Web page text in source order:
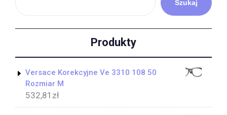
Szukaj
Produkty
Versace Korekcyjne Ve 3310 108 50
Rozmiar M
532,81 zł